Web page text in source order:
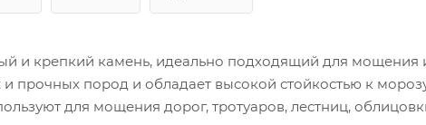
и крепкий камень, идеально подходящий для мощения
прочных пород и обладает высокой стойкостью к
для мощения дорог, тротуаров, лестниц,